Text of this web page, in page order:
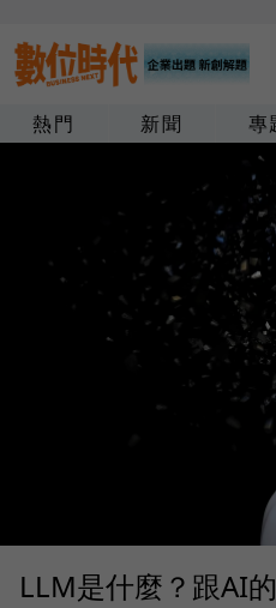
熱門 新聞 專
LLM是什麼？跟AI